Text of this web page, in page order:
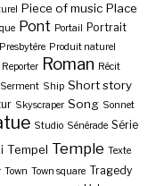
Piece of music Place
Pont Portail Portrait
Presbytère Produit naturel
Reporter Roman Récit
Serment Ship Short story
Skyscraper Song Sonnet
Studio Sénérade Série
Tempel Temple Texte
Town Town square Tragedy